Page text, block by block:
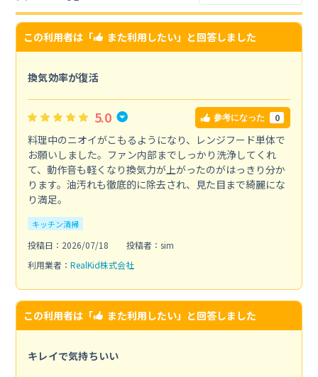
この利用者は「 また利用したい」と回答しました
換気効率が復活
5.0 参考になった 0
料理中のニオイがこもるようになり、レンジフード単体で
お願いしました。ファン内部までしっかり洗浄してくれ
て、動作音も軽くなり換気力が上がったのがはっきり分か
ります。油汚れも徹底的に除去され、見た目まで綺麗にな
り満足。
キッチン清掃
投稿日：2026/07/18
投稿者：sim
利用業者： RealKid株式会社
この利用者は「 また利用したい」と回答しました
キレイで気持ちいい